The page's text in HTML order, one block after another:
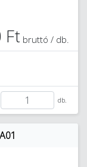
Ft bruttó / db.
db.